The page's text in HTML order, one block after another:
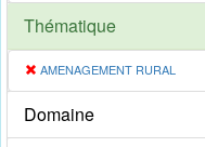
Thématique
AMENAGEMENT RURAL
Domaine